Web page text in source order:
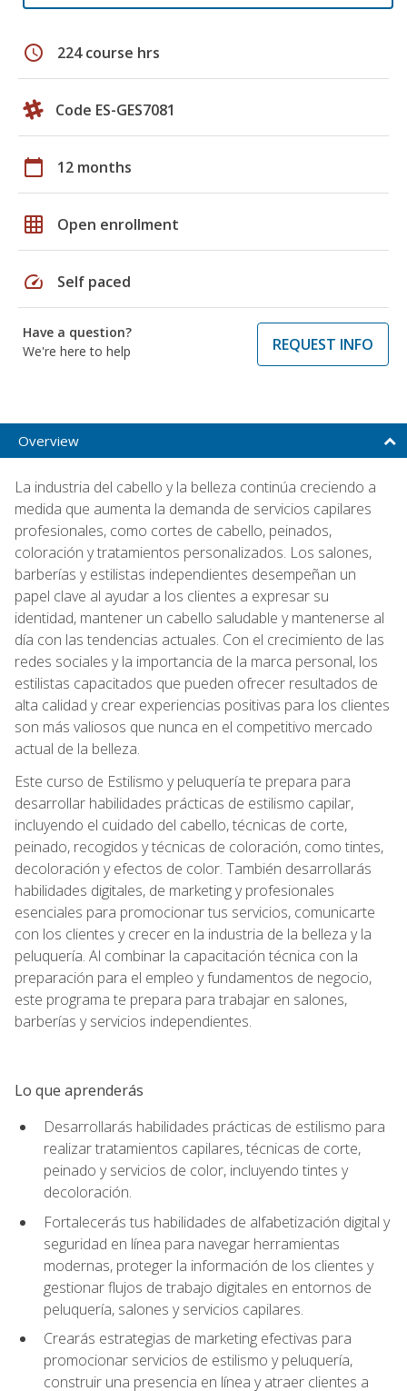
schedule 224 course hrs
Code ES-GES7081
calendar_today 12 months
grid_on Open enrollment
speed Self paced
Have a question?
We're here to help
REQUEST INFO
Overview
La industria del cabello y la belleza continúa creciendo a
medida que aumenta la demanda de servicios capilares
profesionales, como cortes de cabello, peinados,
coloración y tratamientos personalizados. Los salones,
barberías y estilistas independientes desempeñan un
papel clave al ayudar a los clientes a expresar su
identidad, mantener un cabello saludable y mantenerse al
día con las tendencias actuales. Con el crecimiento de las
redes sociales y la importancia de la marca personal, los
estilistas capacitados que pueden ofrecer resultados de
alta calidad y crear experiencias positivas para los clientes
son más valiosos que nunca en el competitivo mercado
actual de la belleza.
Este curso de Estilismo y peluquería te prepara para
desarrollar habilidades prácticas de estilismo capilar,
incluyendo el cuidado del cabello, técnicas de corte,
peinado, recogidos y técnicas de coloración, como tintes,
decoloración y efectos de color. También desarrollarás
habilidades digitales, de marketing y profesionales
esenciales para promocionar tus servicios, comunicarte
con los clientes y crecer en la industria de la belleza y la
peluquería. Al combinar la capacitación técnica con la
preparación para el empleo y fundamentos de negocio,
este programa te prepara para trabajar en salones,
barberías y servicios independientes.
Lo que aprenderás
Desarrollarás habilidades prácticas de estilismo para
realizar tratamientos capilares, técnicas de corte,
peinado y servicios de color, incluyendo tintes y
decoloración.
Fortalecerás tus habilidades de alfabetización digital y
seguridad en línea para navegar herramientas
modernas, proteger la información de los clientes y
gestionar flujos de trabajo digitales en entornos de
peluquería, salones y servicios capilares.
Crearás estrategias de marketing efectivas para
promocionar servicios de estilismo y peluquería,
construir una presencia en línea y atraer clientes a